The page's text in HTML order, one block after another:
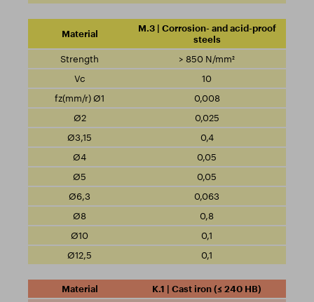
M.3 | Corrosion- and acid-proof
steels
> 850 N/mm²
10
0,008
0,025
0,4
0,05
0,05
0,063
0,8
0,1
0,1
K.1 | Cast iron (≤ 240 HB)